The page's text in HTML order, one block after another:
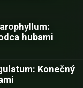
hubami
Konečný